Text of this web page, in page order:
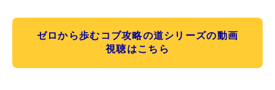
ゼロから歩むコブ攻略の道シリーズの動画
視聴はこちら